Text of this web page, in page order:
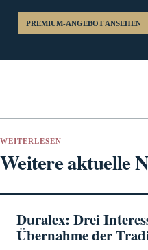
PREMIUM-ANGEBOT ANSEHEN
WEITERLESEN
Weitere aktuelle
Duralex: Drei
Übernahme der